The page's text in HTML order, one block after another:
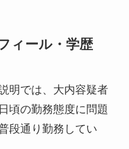
ィール・学歴
明では、大内容疑者
頃の勤務態度に問題
段通り勤務してい